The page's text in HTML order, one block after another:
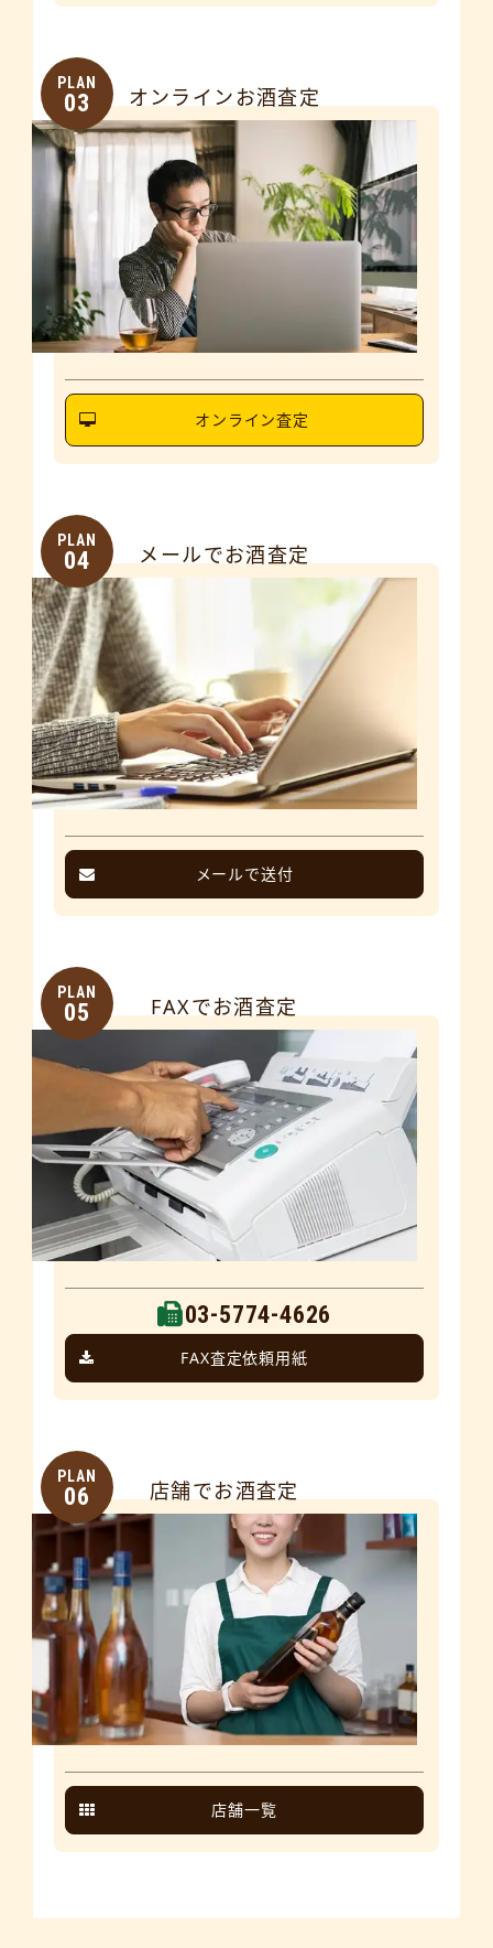
PLAN
03 オンラインお酒査定
オンライン査定
PLAN
04 メールでお酒査定
メールで送付
PLAN
05 FAXでお酒査定
03-5774-4626
FAX査定依頼用紙
PLAN
06 店舗でお酒査定
店舗一覧